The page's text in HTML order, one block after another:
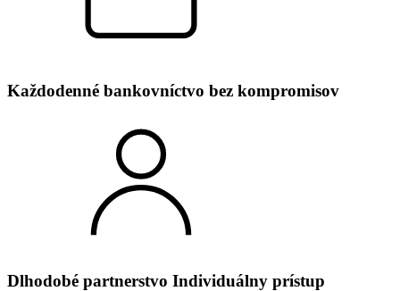
Každodenné bankovníctvo bez kompromisov
Dlhodobé partnerstvo Individuálny prístup